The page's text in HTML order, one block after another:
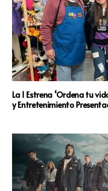
La 1 Estrena ‘Ordena tu
y Entretenimiento